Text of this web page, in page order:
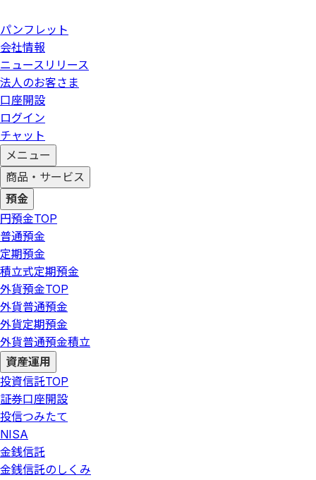
パンフレット
会社情報
ニュースリリース
法人のお客さま
口座開設
ログイン
チャット
メニュー
商品・サービス
預金
円預金TOP
普通預金
定期預金
積立式定期預金
外貨預金TOP
外貨普通預金
外貨定期預金
外貨普通預金積立
資産運用
投資信託TOP
証券口座開設
投信つみたて
NISA
金銭信託
金銭信託のしくみ